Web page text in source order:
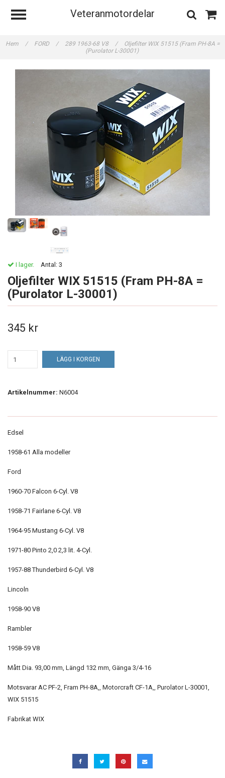
Veteranmotordelar
Hem / FORD / 289 1963-68 V8 /
Oljefilter WIX 51515 (Fram PH-8A =
(Purolator L-30001)
I lager. Antal: 3
Oljefilter WIX 51515 (Fram PH-8A =
(Purolator L-30001)
345 kr
LÄGG I KORGEN
Artikelnummer: N6004
Edsel
1958-61 Alla modeller
Ford
1960-70 Falcon 6-Cyl. V8
1958-71 Fairlane 6-Cyl. V8
1964-95 Mustang 6-Cyl. V8
1971-80 Pinto 2,0 2,3 lit. 4-Cyl.
1957-88 Thunderbird 6-Cyl. V8
Lincoln
1958-90 V8
Rambler
1958-59 V8
Mått Dia. 93,00 mm, Längd 132 mm, Gänga 3/4-16
Motsvarar AC PF-2, Fram PH-8A,, Motorcraft CF-1A,, Purolator L-30001,
WIX 51515
Fabrikat WIX